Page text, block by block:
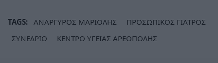
TAGS: ΑΝΑΡΓΥΡΟΣ ΜΑΡΙΟΛΗΣ
ΠΡΟΣΩΠΙΚΟΣ ΓΙΑΤΡΟΣ
ΣΥΝΕΔΡΙΟ
ΚΕΝΤΡΟ ΥΓΕΙΑΣ ΑΡΕΟΠΟΛΗΣ